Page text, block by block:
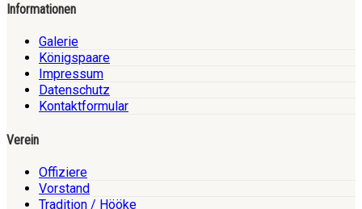
Informationen
Galerie
Königspaare
Impressum
Datenschutz
Kontaktformular
Verein
Offiziere
Vorstand
Tradition / Hööke